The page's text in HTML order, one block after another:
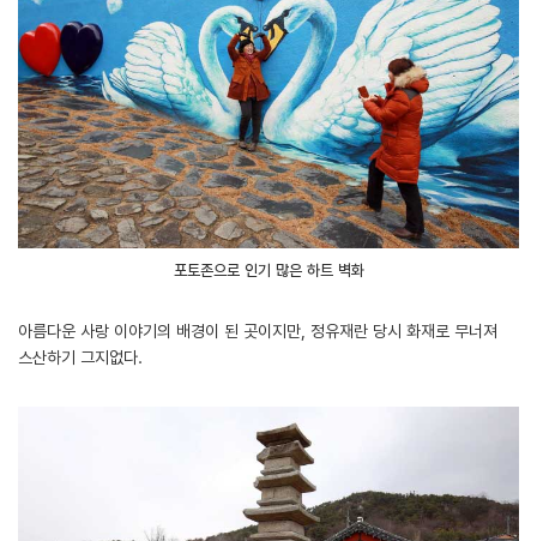
포토존으로 인기 많은 하트 벽화
아름다운 사랑 이야기의 배경이 된 곳이지만, 정유재란 당시 화재로 무너져
스산하기 그지없다.